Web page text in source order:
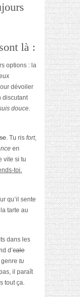
là :
options : la
dévoiler
discutant
douce.
. Tu ris fort,
en
vite si tu
toi.
qu’il sente
tarte au
dans les
d’cale
genre tu
il paraît
tout ça.